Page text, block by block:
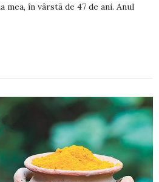
mea, în vârstă de 47 de ani. Anul